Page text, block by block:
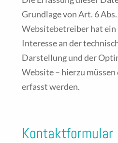
Grundlage von Art. 6
Websitebetreiber hat ein
Interesse an der
Darstellung und der
Website – hierzu
erfasst werden.
Kontaktformular